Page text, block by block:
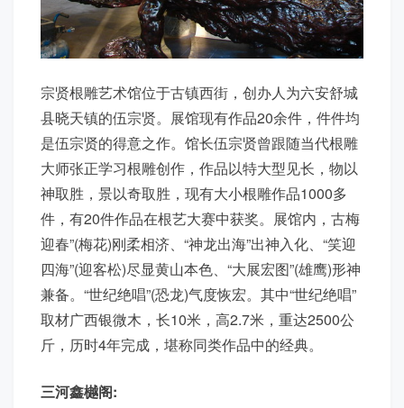
宗贤根雕艺术馆位于古镇西街，创办人为六安舒城
县晓天镇的伍宗贤。展馆现有作品20余件，件件均
是伍宗贤的得意之作。馆长伍宗贤曾跟随当代根雕
大师张正学习根雕创作，作品以特大型见长，物以
神取胜，景以奇取胜，现有大小根雕作品1000多
件，有20件作品在根艺大赛中获奖。展馆内，古梅
迎春”(梅花)刚柔相济、“神龙出海”出神入化、“笑迎
四海”(迎客松)尽显黄山本色、“大展宏图”(雄鹰)形神
兼备。“世纪绝唱”(恐龙)气度恢宏。其中“世纪绝唱”
取材广西银微木，长10米，高2.7米，重达2500公
斤，历时4年完成，堪称同类作品中的经典。
三河鑫樾阁: